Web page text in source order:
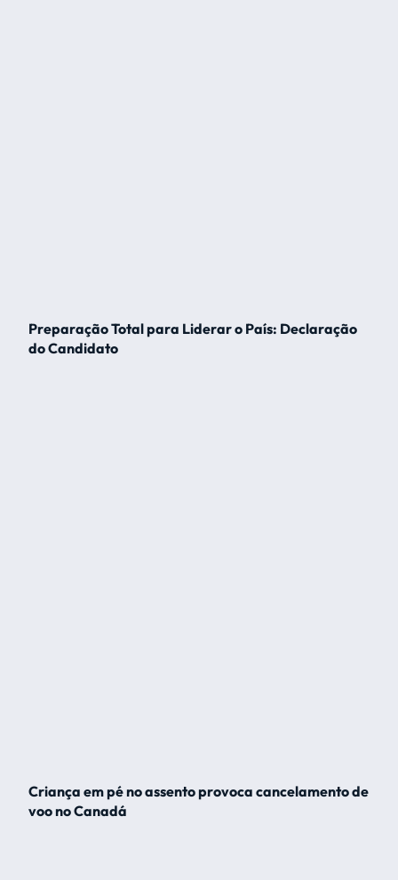
Preparação Total para Liderar o País: Declaração
do Candidato
Criança em pé no assento provoca cancelamento de
voo no Canadá